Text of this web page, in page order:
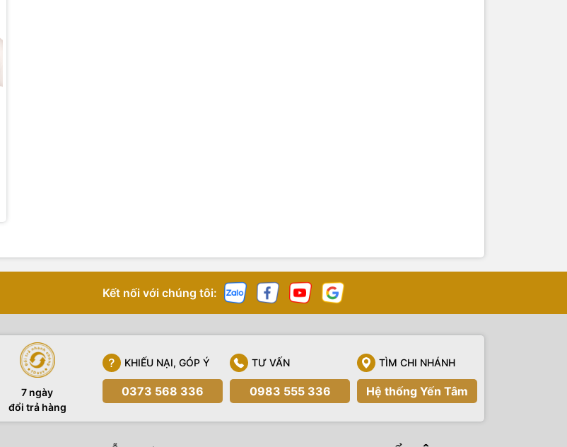
Kết nối với chúng tôi:
7 ngày
đổi trả hàng
KHIẾU NẠI, GÓP Ý
0373 568 336
TƯ VẤN
0983 555 336
TÌM CHI NHÁNH
Hệ thống Yến Tâm